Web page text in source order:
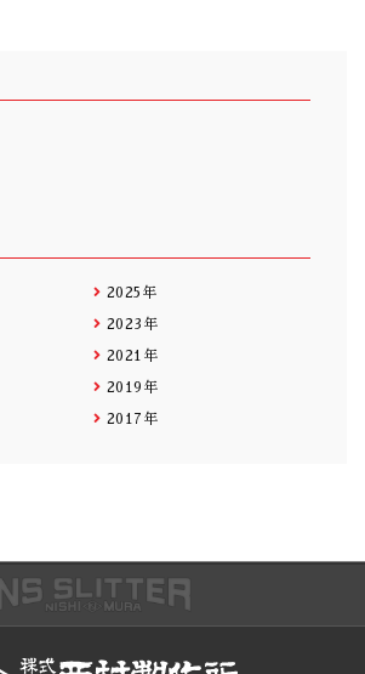
2025年
2023年
2021年
2019年
2017年